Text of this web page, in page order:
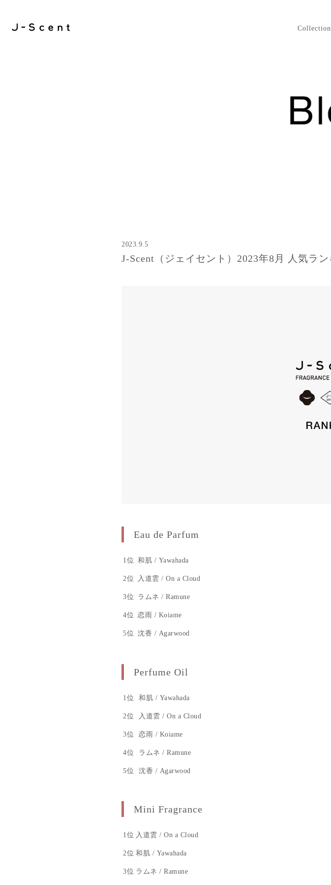
Collection
2023.9.5
J-Scent（ジェイセント）2023年8月 人気ラ
Eau de Parfum
1位 和肌 / Yawahada
2位 入道雲 / On a Cloud
3位 ラムネ / Ramune
4位 恋雨 / Koiame
5位 沈香 / Agarwood
Perfume Oil
1位 和肌 / Yawahada
2位 入道雲 / On a Cloud
3位 恋雨 / Koiame
4位 ラムネ / Ramune
5位 沈香 / Agarwood
Mini Fragrance
1位 入道雲 / On a Cloud
2位 和肌 / Yawahada
3位 ラムネ / Ramune